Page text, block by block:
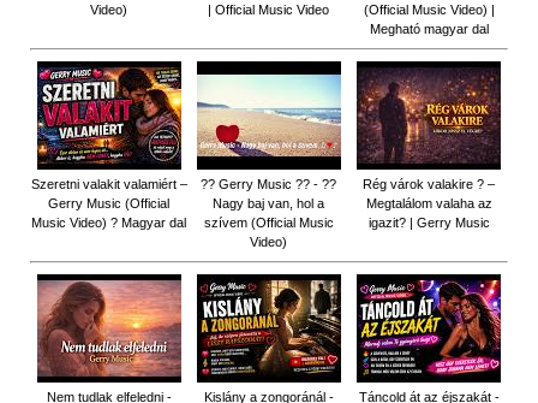
Video)
| Official Music Video
(Official Music Video) |
Megható magyar dal
Szeretni valakit valamiért –
Gerry Music (Official
Music Video) ? Magyar dal
?? Gerry Music ?? - ??
Nagy baj van, hol a
szívem (Official Music
Video)
Rég várok valakire ? –
Megtalálom valaha az
igazit? | Gerry Music
Nem tudlak elfeledni -
Kislány a zongoránál -
Táncold át az éjszakát -